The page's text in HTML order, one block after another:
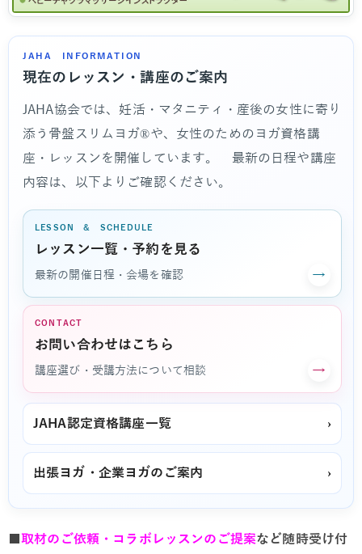
JAHA INFORMATION
現在のレッスン・講座のご案内
JAHA協会では、妊活・マタニティ・産後の女性に寄り
添う骨盤スリムヨガ®や、女性のためのヨガ資格講
座・レッスンを開催しています。 最新の日程や講座
内容は、以下よりご確認ください。
LESSON & SCHEDULE
レッスン一覧・予約を見る
最新の開催日程・会場を確認 →
CONTACT
お問い合わせはこちら
講座選び・受講方法について相談 →
JAHA認定資格講座一覧 ›
出張ヨガ・企業ヨガのご案内 ›
■取材のご依頼・コラボレッスンのご提案など随時受け付